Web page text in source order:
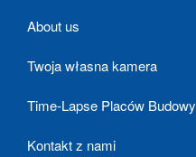
About us
Twoja własna kamera
Time-Lapse Placów Budowy
Kontakt z nami